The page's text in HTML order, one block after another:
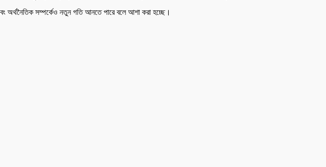
অর্থনৈতিক সম্পর্কেও নতুন গতি আনতে পারে বলে আশা করা হচ্ছে।